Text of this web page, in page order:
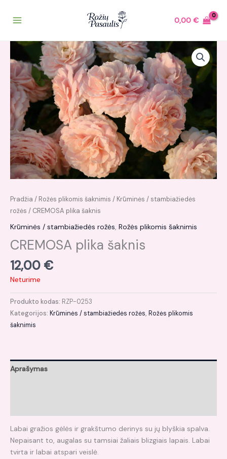
0,00€
Pradžia / Rožės plikomis šaknimis / Krūminės / stambiažiedės
rožės / CREMOSA plika šaknis
Krūminės / stambiažiedės rožės, Rožės plikomis šaknimis
CREMOSA plika šaknis
12,00 €
Neturime
Produkto kodas: RZP-0253
Kategorijos: Krūminės / stambiažiedės rožės, Rožės plikomis
šaknimis
Aprašymas
Labai gražios gėlės ir grakštumo derinys su jų blyškia spalva.
Nepaisant to, augalas su tamsiai žaliais blizgiais lapais. Labai
tvirta ir labai atspari veislė.